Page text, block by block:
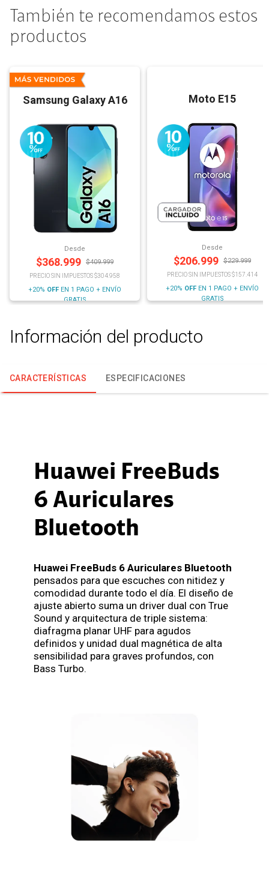
También te recomendamos estos
productos
Samsung Galaxy A16
Desde
$368.999 $409.999
PRECIO SIN IMPUESTOS $304.958
+20% OFF EN 1 PAGO + ENVÍO
GRATIS
Moto E15
Desde
$206.999 $229.999
PRECIO SIN IMPUESTOS $157.414
+20% OFF EN 1 PAGO + ENVÍO
GRATIS
Información del producto
CARACTERÍSTICAS ESPECIFICACIONES
Huawei FreeBuds
6 Auriculares
Bluetooth
Huawei FreeBuds 6 Auriculares Bluetooth
pensados para que escuches con nitidez y
comodidad durante todo el día. El diseño de
ajuste abierto suma un driver dual con True
Sound y arquitectura de triple sistema:
diafragma planar UHF para agudos
definidos y unidad dual magnética de alta
sensibilidad para graves profundos, con
Bass Turbo.